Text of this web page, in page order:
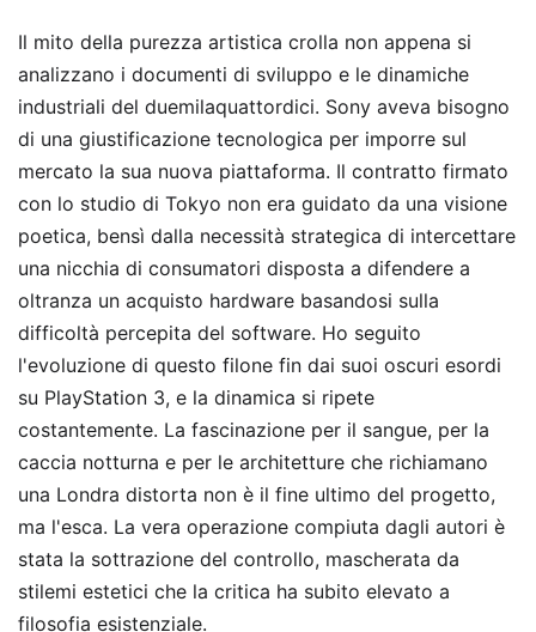
Il mito della purezza artistica crolla non appena si
analizzano i documenti di sviluppo e le dinamiche
industriali del duemilaquattordici. Sony aveva bisogno
di una giustificazione tecnologica per imporre sul
mercato la sua nuova piattaforma. Il contratto firmato
con lo studio di Tokyo non era guidato da una visione
poetica, bensì dalla necessità strategica di intercettare
una nicchia di consumatori disposta a difendere a
oltranza un acquisto hardware basandosi sulla
difficoltà percepita del software. Ho seguito
l'evoluzione di questo filone fin dai suoi oscuri esordi
su PlayStation 3, e la dinamica si ripete
costantemente. La fascinazione per il sangue, per la
caccia notturna e per le architetture che richiamano
una Londra distorta non è il fine ultimo del progetto,
ma l'esca. La vera operazione compiuta dagli autori è
stata la sottrazione del controllo, mascherata da
stilemi estetici che la critica ha subito elevato a
filosofia esistenziale.